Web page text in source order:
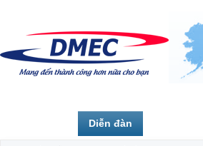
Diễn đàn